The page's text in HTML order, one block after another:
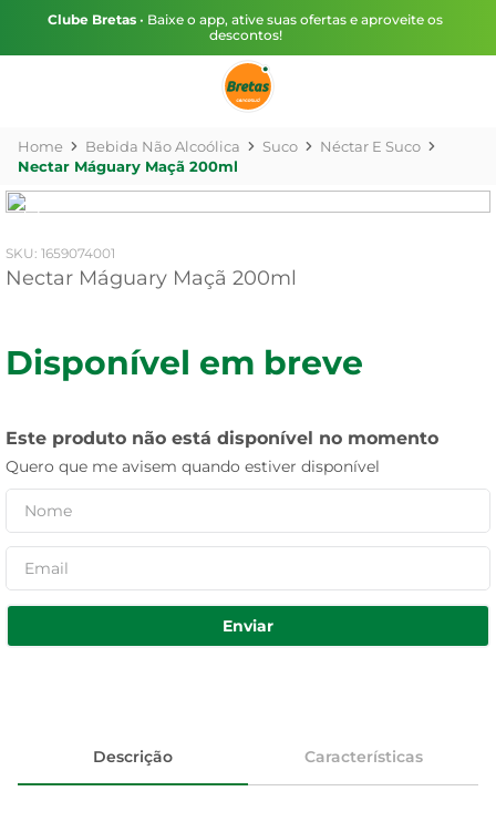
Clube Bretas • Baixe o app, ative suas ofertas e aproveite os
descontos!
Bebida Não Alcoólica Suco
Néctar E Suco
Nectar Máguary Maçã 200ml
: 1659074001
Nectar Máguary Maçã 200ml
Disponível em breve
Este produto não está disponível no momento
Quero que me avisem quando estiver disponível
Enviar
Descrição Características